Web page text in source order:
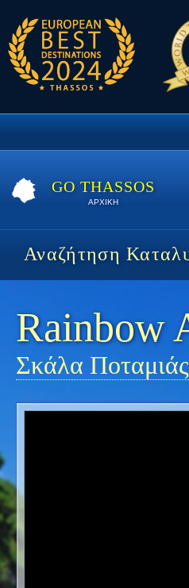
GO THASSOS
ΑΡΧΙΚΗ
Αναζήτηση
Rainbow
Σκάλα